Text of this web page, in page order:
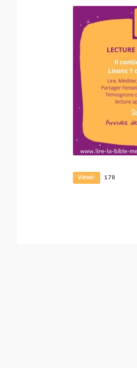
Views: 178